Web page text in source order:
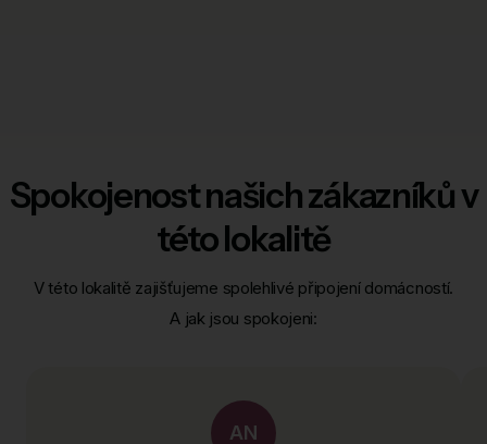
Spokojenost našich zákazníků v
této lokalitě
V této lokalitě zajišťujeme spolehlivé připojení domácností.
A jak jsou spokojeni:
AN